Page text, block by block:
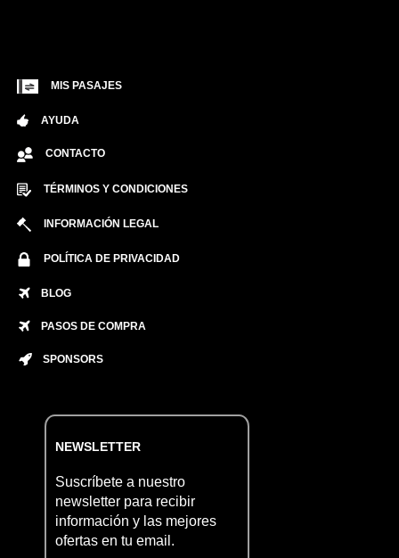
MIS PASAJES
AYUDA
CONTACTO
TÉRMINOS Y CONDICIONES
INFORMACIÓN LEGAL
POLÍTICA DE PRIVACIDAD
BLOG
PASOS DE COMPRA
SPONSORS
NEWSLETTER
Suscríbete a nuestro
newsletter para recibir
información y las mejores
ofertas en tu email.